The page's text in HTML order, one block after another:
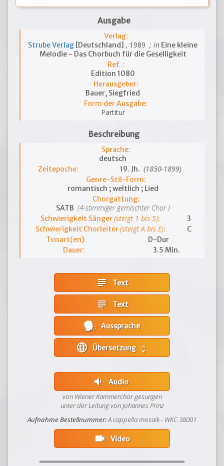
Ausgabe
Verlag:
Strube Verlag [Deutschland] , 1989 ; in Eine kleine
Melodie - Das Chorbuch für die Geselligkeit
Ref. :
Edition 1080
Herausgeber:
Bauer, Siegfried
Form der Ausgabe:
Partitur
Beschreibung
Sprache:
deutsch
Zeitepoche:
19. Jh. (1850-1899)
Genre-Stil-Form:
romantisch ; weltlich ; Lied
Chorgattung:
SATB (4-stimmiger gemischter Chor )
Schwierigkeit Sänger(steigt 1 bis 5):
3
Schwierigkeit Chorleiter(steigt A bis E):
C
Tonart(en):
D-Dur
Dauer:
3.5 Min.
subject Text
subject Text
Aussprache
language unfold_more
volume_down
Audio
von Wiener Kammerchor gesungen
unter der Leitung von Johannes Prinz
Aufnahme Bestellnummer:A cappella mosaik - WKC 38001
videocam Video